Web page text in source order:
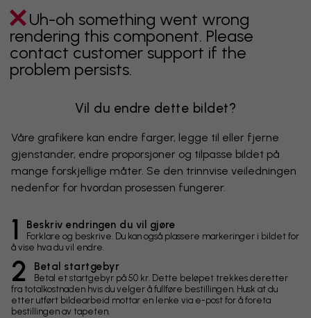
Uh-oh something went wrong
rendering this component. Please
contact customer support if the
problem persists.
Vil du endre dette bildet?
Våre grafikere kan endre farger, legge til eller fjerne
gjenstander, endre proporsjoner og tilpasse bildet på
mange forskjellige måter. Se den trinnvise veiledningen
nedenfor for hvordan prosessen fungerer.
1 Beskriv endringen du vil gjøre
Forklare og beskrive. Du kan også plassere markeringer i bildet for
å vise hva du vil endre.
2 Betal startgebyr
Betal et startgebyr på 50 kr. Dette beløpet trekkes deretter
fra totalkostnaden hvis du velger å fullføre bestillingen. Husk at du
etter utført bildearbeid mottar en lenke via e-post for å foreta
bestillingen av tapeten.